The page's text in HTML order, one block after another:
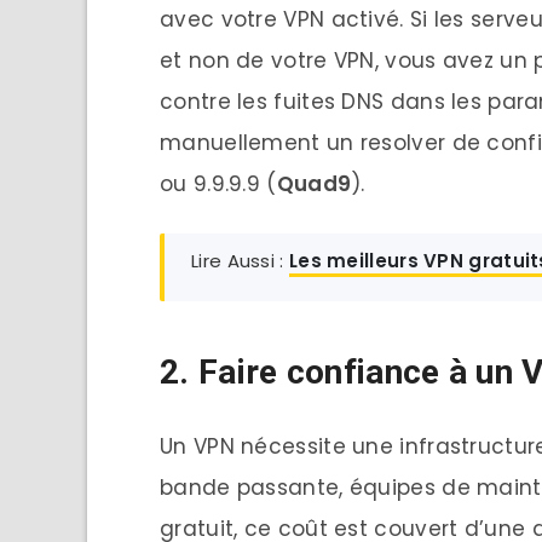
avec votre VPN activé. Si les
et non de votre VPN, vous avez
contre les fuites DNS dans les
manuellement un resolver de
ou 9.9.9.9 (Quad9).
Lire Aussi : Les meilleurs VPN
2. Faire confiance à un
Un VPN nécessite une
bande passante, équipes de
gratuit, ce coût est couvert d’une